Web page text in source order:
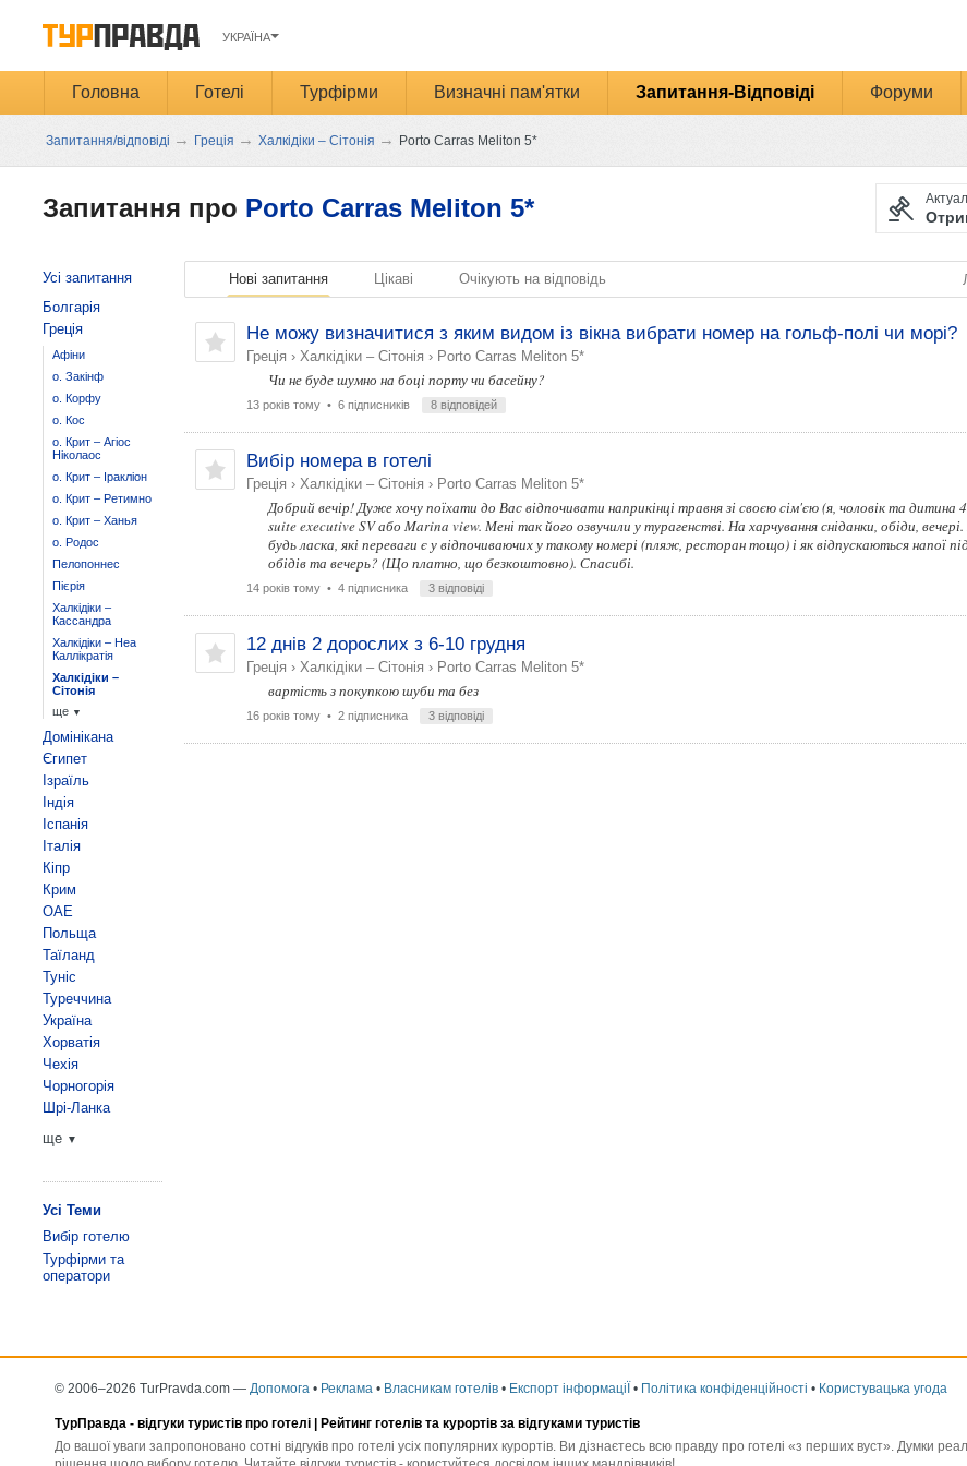
УКРАЇНА
Головна Готелі Турфірми Визначні пам'ятки Запитання-Відповіді Форуми
Запитання/відповіді → Греція → Халкідіки – Сітонія → Porto Carras Meliton 5*
Запитання про Porto Carras Meliton 5*
Нові запитання Цікаві Очікують на відповідь
Не можу визначитися з яким видом із вікна вибрати номер на гольф-полі чи морі?
Греція › Халкідіки – Сітонія › Porto Carras Meliton 5*
Чи не буде шумно на боці порту чи басейну?
13 років тому• 6 підписників 8 відповідей
Вибір номера в готелі
Греція › Халкідіки – Сітонія › Porto Carras Meliton 5*
Добрий вечір! Дуже хочу поїхати до Вас відпочивати наприкінці травня зі своєю сім'єю (я, чоловік та дитина
suite executive SV або Marina view. Мені так його озвучили у турагенстві. На харчування сніданки, обіди,
будь ласка, які переваги є у відпочиваючих у такому номері (пляж, ресторан тощо) і як відпускаються напої під
обідів та вечерь? (Що платно, що безкоштовно). Спасибі.
14 років тому• 4 підписника 3 відповіді
12 днів 2 дорослих з 6-10 грудня
Греція › Халкідіки – Сітонія › Porto Carras Meliton 5*
вартість з покупкою шуби та без
16 років тому• 2 підписника 3 відповіді
Усі запитання
Болгарія
Греція
Афіни
о. Закінф
о. Корфу
о. Кос
о. Крит – Агіос
Ніколаос
о. Крит – Іракліон
о. Крит – Ретимно
о. Крит – Ханья
о. Родос
Пелопоннес
Пієрія
Халкідіки –
Кассандра
Халкідіки – Неа
Каллікратія
Халкідіки –
Сітонія
ще ▼
Домінікана
Єгипет
Ізраїль
Індія
Іспанія
Італія
Кіпр
Крим
ОАЕ
Польща
Таїланд
Туніс
Туреччина
Україна
Хорватія
Чехія
Чорногорія
Шрі-Ланка
ще ▼
Усі Теми
Вибір готелю
Турфірми та
оператори
© 2006–2026 TurPravda.com — Допомога • Реклама • Власникам готелів • Експорт інформаціЇ • Політика конфіденційності • Користувацька угода
ТурПравда - відгуки туристів про готелі | Рейтинг готелів та курортів за відгуками туристів
До вашої уваги запропоновано сотні відгуків про готелі усіх популярних курортів. Ви дізнаєтесь всю правду про готелі «з перших вуст». Думки